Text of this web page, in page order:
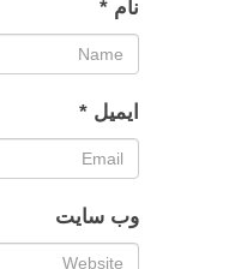
نام *
ایمیل *
وب‌ سایت